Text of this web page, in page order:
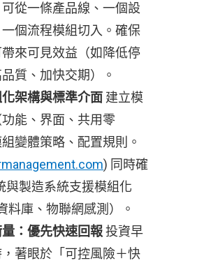
從一條產品線、一個設
個流程模組切入。確保
來可見效益（如降低停
質、加快交期）。
架構與標準介面 建立模
能、界面、共用零
變體策略、配置規則。
) 同時確
與製造系統支援模組化
料庫、物聯網感測）。
：優先快速回報 投資早
著眼於「可控風險＋快